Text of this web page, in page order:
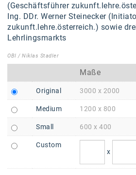
BRP-Rotax
Bundesdenkmalamt
DDB Wien
Enkeltaugliches Österreich
Gillette
Gillette Venus
GrECo
(Geschäftsführer
Ing. DDr. Werner Steinecker
zukunft.lehre.österreich.) sowie
Lehrlingsmarkts
OBI / Niklas Stadler
Maße
Original 3000 x 2000
Medium 1200 x 800
Small 600 x 400
Custom
x